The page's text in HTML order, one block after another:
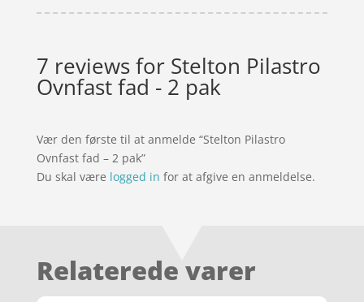
7 reviews for Stelton Pilastro
Ovnfast fad - 2 pak
Vær den første til at anmelde “Stelton Pilastro
Ovnfast fad – 2 pak”
Du skal være logged in for at afgive en anmeldelse.
Relaterede varer